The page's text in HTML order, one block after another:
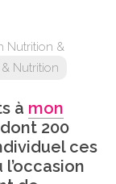
Nutrition &
Nutrition
à mon
dont 200
ces